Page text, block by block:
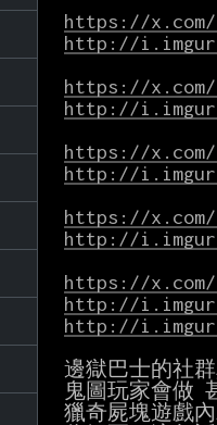
https://x.com/
http://
https://x.com/
http://
https://x.com/
http://
https://x.com/
http://
https://x.com/
http://
http://
邊獄巴士的社
鬼圖玩家會做
獵奇屍塊遊戲